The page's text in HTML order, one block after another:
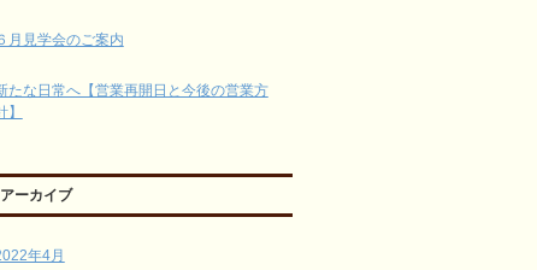
月見学会のご案内
たな日常へ【営業再開日と今後の営業方
】
アーカイブ
年4月